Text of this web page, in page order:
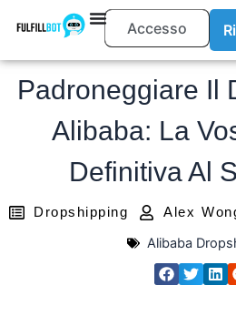
Accesso
Padroneggiare Il
Alibaba: La
Definitiva Al
Dropshipping Alex
Alibaba